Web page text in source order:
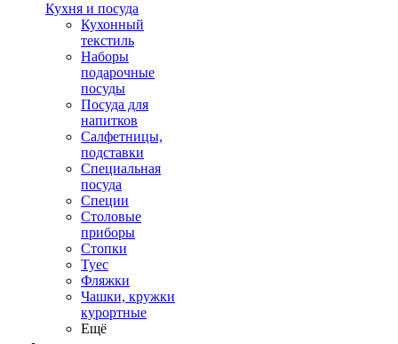
Кухня и посуда
Кухонный
текстиль
Наборы
подарочные
посуды
Посуда для
напитков
Салфетницы,
подставки
Специальная
посуда
Специи
Столовые
приборы
Стопки
Туес
Фляжки
Чашки, кружки
курортные
Ещё